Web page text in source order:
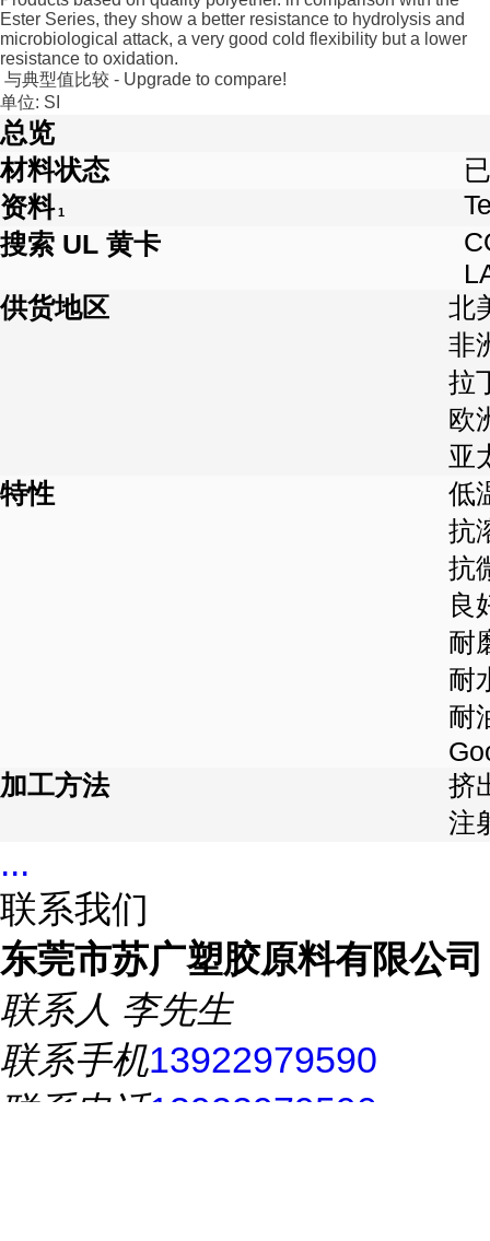
Ester Series, they show a better resistance to hydrolysis and
microbiological attack, a very good cold flexibility but a lower
resistance to oxidation.
与典型值比较 - Upgrade to compare!
单位: SI
总览
材料状态
资料 1
搜索 UL 黄卡
供货地区
北
非
拉
欧
亚
特性
低
抗
抗
良
耐
耐
耐
加工方法
挤
注
...
联系我们
东莞市苏广塑胶原料有限公司
联系人 李先生
联系手机13922979590
联系电话13922979590